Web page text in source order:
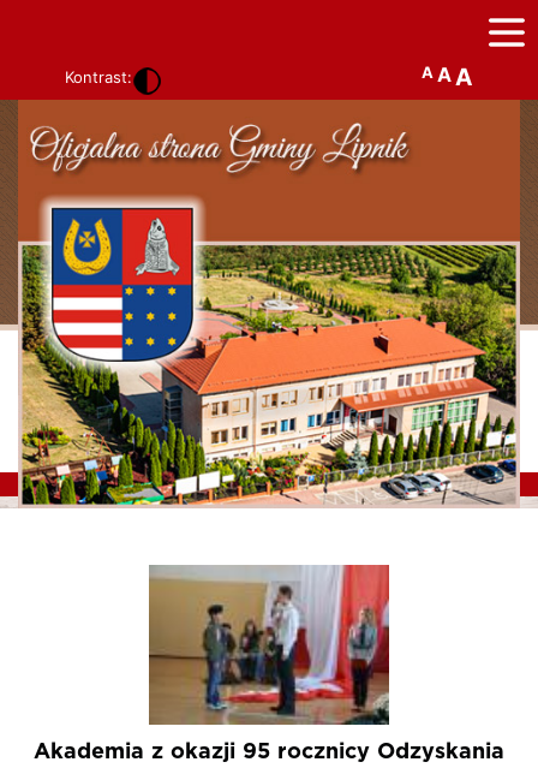
Kontrast: A AA
Akademia z okazji 95 rocznicy Odzyskania